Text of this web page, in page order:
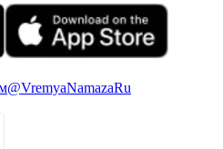
@VremyaNamazaRu